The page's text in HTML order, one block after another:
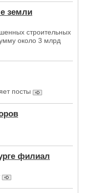
земли
строительных
около 3 млрд
посты
филиал